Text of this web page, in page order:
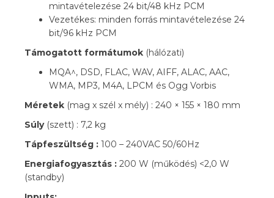
mintavételezése 24 bit/48 kHz PCM
Vezetékes: minden forrás mintavételezése 24
bit/96 kHz PCM
Támogatott formátumok (hálózati)
MQA^, DSD, FLAC, WAV, AIFF, ALAC, AAC,
WMA, MP3, M4A, LPCM és Ogg Vorbis
Méretek (mag x szél x mély) : 240 × 155 × 180 mm
Súly(szett) : 7,2 kg
Tápfeszültség : 100 – 240VAC 50/60Hz
Energiafogyasztás : 200 W (működés) <2,0 W
(standby)